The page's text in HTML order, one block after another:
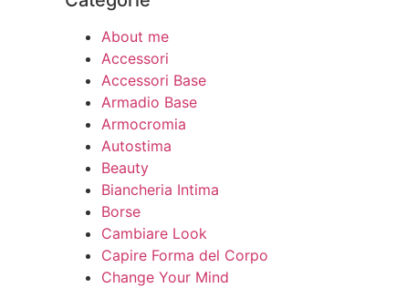
About me
Accessori
Accessori Base
Armadio Base
Armocromia
Autostima
Beauty
Biancheria Intima
Borse
Cambiare Look
Capire Forma del Corpo
Change Your Mind